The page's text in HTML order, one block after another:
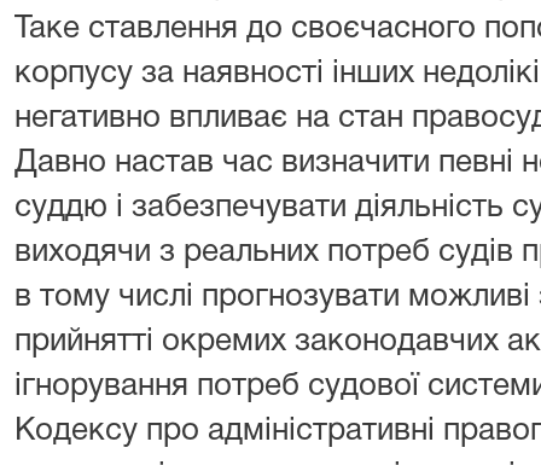
Таке ставлення до своєчасного
корпусу за наявності інших
негативно впливає на стан
Давно настав час визначити певні
суддю і забезпечувати діяльність
виходячи з реальних потреб судів
в тому числі прогнозувати
прийнятті окремих законодавчих
ігнорування потреб судової
Кодексу про адміністративні